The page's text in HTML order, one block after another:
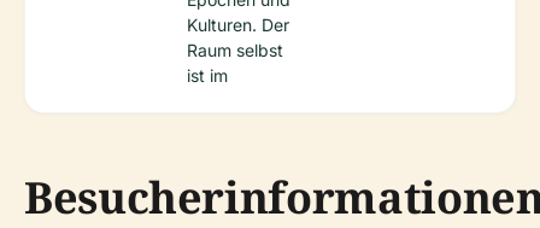
Kulturen. Der
Raum selbst
ist im